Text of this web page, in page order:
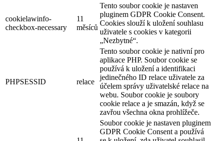
cookielawinfo-
checkbox-necessary
11
měsíců
Tento soubor cookie je nastaven
pluginem GDPR Cookie Consent.
Cookies slouží k uložení souhlasu
uživatele s cookies v kategorii
„Nezbytné“.
PHPSESSID relace
Tento soubor cookie je nativní pro
aplikace PHP. Soubor cookie se
používá k uložení a identifikaci
jedinečného ID relace uživatele za
účelem správy uživatelské relace na
webu. Soubor cookie je soubory
cookie relace a je smazán, když se
zavřou všechna okna prohlížeče.
Soubor cookie je nastaven pluginem
GDPR Cookie Consent a používá